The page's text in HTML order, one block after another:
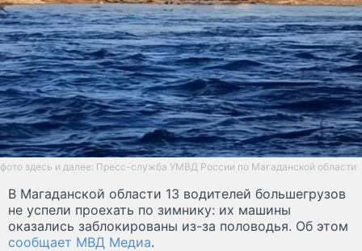
фото здесь и далее: Пресс-служба УМВД России по Магаданской области
В Магаданской области 13 водителей большегрузов
не успели проехать по зимнику: их машины
оказались заблокированы из-за половодья. Об этом
сообщает МВД Медиа.